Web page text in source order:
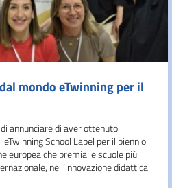
mondo eTwinning per il
annunciare di aver ottenuto il
School Label per il biennio
europea che premia le scuole più
nell’innovazione didattica